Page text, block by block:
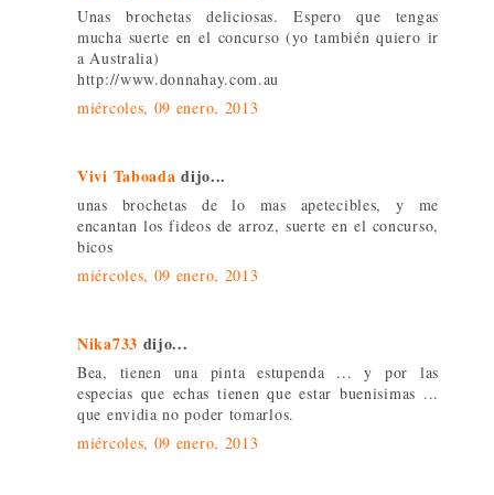
Unas brochetas deliciosas. Espero que tengas
mucha suerte en el concurso (yo también quiero ir
a Australia)
http://www.donnahay.com.au
miércoles, 09 enero, 2013
Vivi Taboada dijo...
unas brochetas de lo mas apetecibles, y me
encantan los fideos de arroz, suerte en el concurso,
bicos
miércoles, 09 enero, 2013
Nika733 dijo...
Bea, tienen una pinta estupenda ... y por las
especias que echas tienen que estar buenisimas ...
que envidia no poder tomarlos.
miércoles, 09 enero, 2013